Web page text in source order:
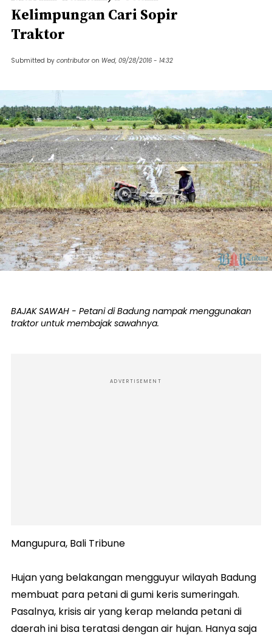
Kelimpungan Cari Sopir
Traktor
Submitted by contributor on Wed, 09/28/2016 - 14:32
BAJAK SAWAH - Petani di Badung nampak menggunakan
traktor untuk membajak sawahnya.
ADVERTISEMENT
Mangupura, Bali Tribune
Hujan yang belakangan mengguyur wilayah Badung
membuat para petani di gumi keris sumeringah.
Pasalnya, krisis air yang kerap melanda petani di
daerah ini bisa teratasi dengan air hujan. Hanya saja